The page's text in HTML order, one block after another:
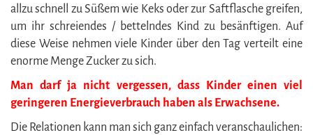
allzu schnell zu Süßem wie Keks oder zur Saftflasche greifen,
um ihr schreiendes / bettelndes Kind zu besänftigen. Auf
diese Weise nehmen viele Kinder über den Tag verteilt eine
enorme Menge Zucker zu sich.
Man darf ja nicht vergessen, dass Kinder einen viel
geringeren Energieverbrauch haben als Erwachsene.
Die Relationen kann man sich ganz einfach veranschaulichen: